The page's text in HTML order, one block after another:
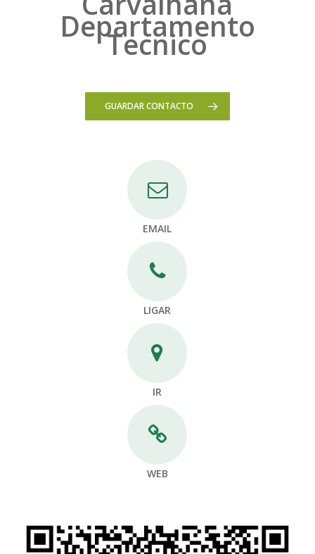
Departamento
Tecnico
GUARDAR CONTACTO
EMAIL
LIGAR
IR
WEB